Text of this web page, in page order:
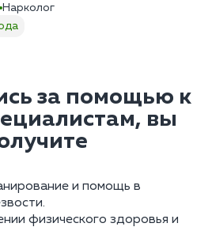
Нарколог
за помощью к
вы
и помощь в
физического здоровья и